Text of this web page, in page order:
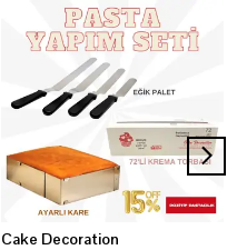
Cake Decoration